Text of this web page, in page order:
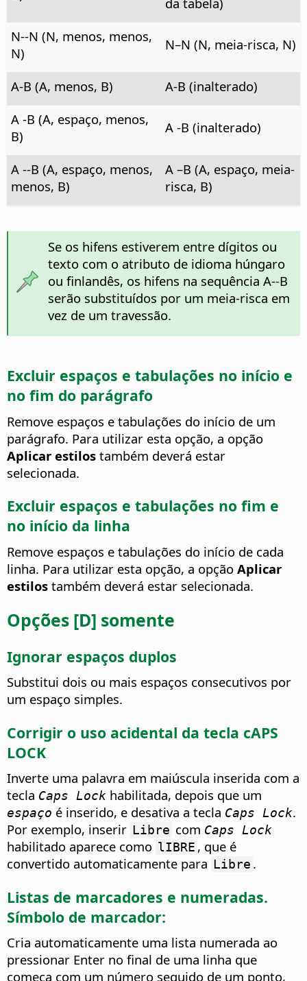
N--N (N, menos, menos,
N)
N–N (N, meia-risca, N)
A-B (A, menos, B)
A-B (inalterado)
A -B (A, espaço, menos,
B)
A -B (inalterado)
A --B (A, espaço, menos,
menos, B)
A –B (A, espaço, meia-
risca, B)
Se os hifens estiverem entre dígitos ou
texto com o atributo de idioma húngaro
ou finlandês, os hifens na sequência A--B
serão substituídos por um meia-risca em
vez de um travessão.
Excluir espaços e tabulações no início e
no fim do parágrafo
Remove espaços e tabulações do início de um
parágrafo. Para utilizar esta opção, a opção
Aplicar estilos também deverá estar
selecionada.
Excluir espaços e tabulações no fim e
no início da linha
Remove espaços e tabulações do início de cada
linha. Para utilizar esta opção, a opção Aplicar
estilos também deverá estar selecionada.
Opções [D] somente
Ignorar espaços duplos
Substitui dois ou mais espaços consecutivos por
um espaço simples.
Corrigir o uso acidental da tecla cAPS
LOCK
Inverte uma palavra em maiúscula inserida com a
tecla Caps Lock habilitada, depois que um
espaço é inserido, e desativa a tecla Caps Lock.
Por exemplo, inserir Libre com Caps Lock
habilitado aparece como lIBRE , que é
convertido automaticamente para Libre .
Listas de marcadores e numeradas.
Símbolo de marcador:
Cria automaticamente uma lista numerada ao
pressionar Enter no final de uma linha que
começa com um número seguido de um ponto,